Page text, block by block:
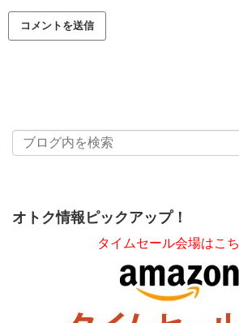
オトク情報ピックアップ！
タイムセール会場はこち